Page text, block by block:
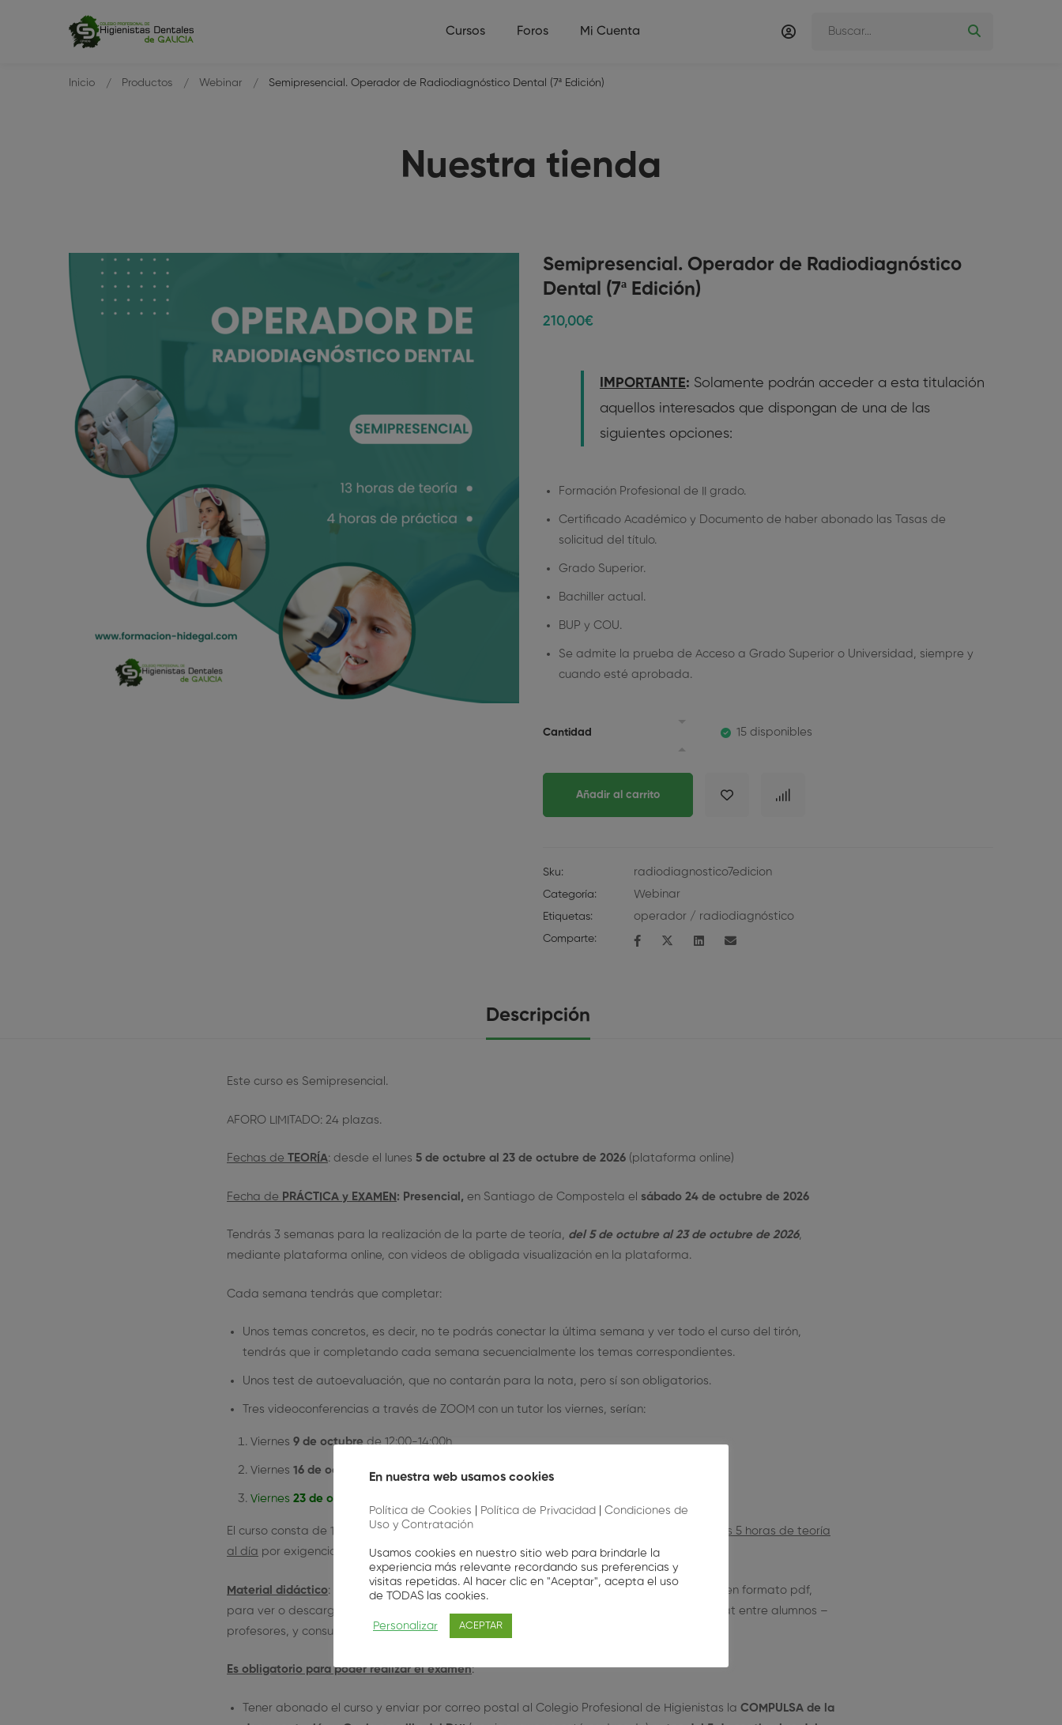
Cursos Foros Mi Cuenta
Nuestra tienda
Inicio Productos Webinar Semipresencial. Operador de Radiodiagnóstico Dental (7ª Edición)
Semipresencial. Operador de Radiodiagnóstico
Dental (7ª Edición)
210,00€
IMPORTANTE: Solamente podrán acceder a esta titulación
aquellos interesados que dispongan de una de las
siguientes opciones:
Formación Profesional de II grado.
Certificado Académico y Documento de haber abonado las Tasas de
solicitud del título.
Grado Superior.
Bachiller actual.
BUP y COU.
Se admite la prueba de Acceso a Grado Superior o Universidad, siempre y
cuando esté aprobada.
Cantidad 15 disponibles
Añadir al carrito
Sku: radiodiagnostico7edicion
Categoría: Webinar
Etiquetas: operador / radiodiagnóstico
Comparte:
Descripción
Este curso es Semipresencial.
AFORO LIMITADO: 24 plazas.
Fechas de TEORÍA: desde el lunes 5 de octubre al 23 de octubre de 2026 (plataforma online)
Fecha de PRÁCTICA y EXAMEN: Presencial, en Santiago de Compostela el sábado 24 de octubre de 2026
Tendrás 3 semanas para la realización de la parte de teoría, del 5 de octubre al 23 de octubre de 2026,
mediante plataforma online, con videos de obligada visualización en la plataforma.
Cada semana tendrás que completar:
Unos temas concretos, es decir, no te podrás conectar la última semana y ver todo el curso del tirón,
tendrás que ir completando cada semana secuencialmente los temas correspondientes.
Unos test de autoevaluación, que no contarán para la nota, pero sí son obligatorios.
Tres videoconferencias a través de ZOOM con un tutor los viernes, serían:
Viernes 9 de octubrede 12:00-14:00h
Viernes 16 de octubrede 12:00-14:00h
Viernes 23 de octubre
El curso consta de 13 horas de Teoría y 4 horas de Prácticas, pero
no se pueden superar las 5 horas de teoría
al día por exigencia del Consejo de Seguridad Nuclear.
Material didáctico: videos, autoevaluaciones comentadas, las presentaciones, el temario en formato pdf,
para ver o descargar, conexiones Zoom para tutorías y repasos, y la posibilidad de un chat entre alumnos –
profesores, y consultas email con estos.
Es obligatorio para poder realizar el examen:
Tener abonado el curso y enviar por correo postal al Colegio Profesional de Higienistas la COMPULSA de la
En nuestra web usamos cookies
Política de Cookies Política de Privacidad
Condiciones de
Uso y Contratación
Usamos cookies en nuestro sitio web para brindarle la
experiencia más relevante recordando sus preferencias y
visitas repetidas. Al hacer clic en "Aceptar", acepta el uso
de TODAS las cookies.
Personalizar ACEPTAR